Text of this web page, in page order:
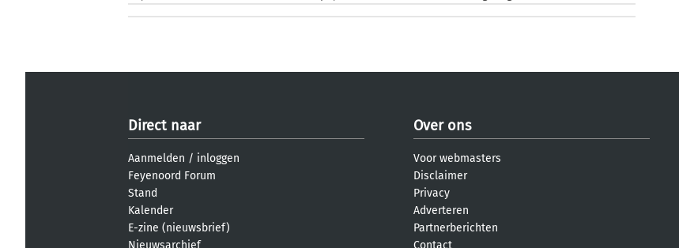
Direct naar
Aanmelden / inloggen
Feyenoord Forum
Stand
Kalender
E-zine (nieuwsbrief)
Nieuwsarchief
Over ons
Voor webmasters
Disclaimer
Privacy
Adverteren
Partnerberichten
Contact